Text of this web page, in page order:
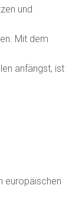
und
Mit dem
anfängst, ist
europäischen